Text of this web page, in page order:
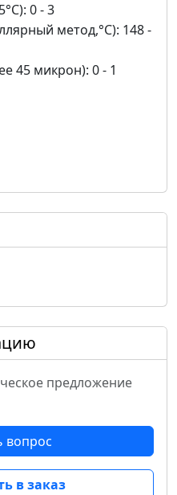
0 - 3
метод,°C): 148 -
45 микрон): 0 - 1
предложение
вопрос
в заказ